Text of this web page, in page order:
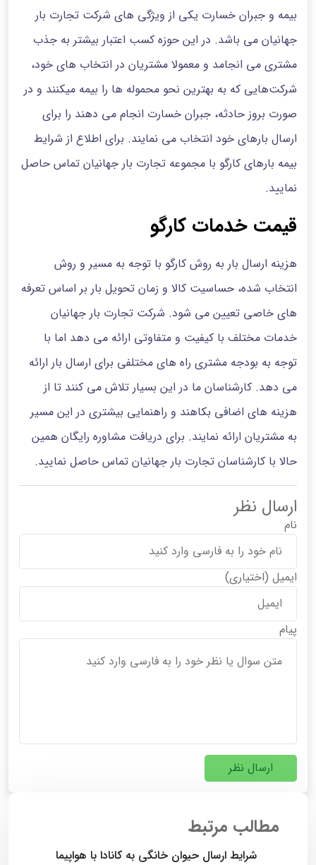
بیمه و جبران خسارت یکی از ویژگی های شرکت‌ تجارت بار
جهانیان می باشد. در این حوزه کسب اعتبار بیشتر به جذب
مشتری می انجامد و معمولا مشتریان در انتخاب های خود،
شرکت‌هایی که به بهترین نحو محموله ها را بیمه میکنند و در
صورت بروز حادثه، جبران خسارت انجام می دهند را برای
ارسال بارهای خود انتخاب می نمایند. برای اطلاع از شرایط
بیمه بارهای کارگو با مجموعه تجارت بار جهانیان تماس حاصل
نمایید.
قیمت خدمات کارگو
هزینه ارسال بار به روش کارگو با توجه به مسیر و روش
انتخاب شده، حساسیت کالا و زمان‌ تحویل بار بر اساس تعرفه
های خاصی تعیین می شود. شرکت تجارت بار جهانیان
خدمات مختلف با کیفیت و متفاوتی ارائه می دهد اما با
توجه به بودجه مشتری راه های مختلفی برای ارسال بار ارائه
می دهد. کارشناسان ما در این بسیار تلاش می کنند تا از
هزینه های اضافی بکاهند و راهنمایی بیشتری در این مسیر
به مشتریان ارائه نمایند. برای دریافت مشاوره رایگان همین
حالا با کارشناسان تجارت بار جهانیان تماس حاصل نمایید.
ارسال نظر
نام
ایمیل (اختیاری)
پیام
ارسال نظر
مطالب مرتبط
شرایط ارسال حیوان خانگی به کانادا با هواپیما